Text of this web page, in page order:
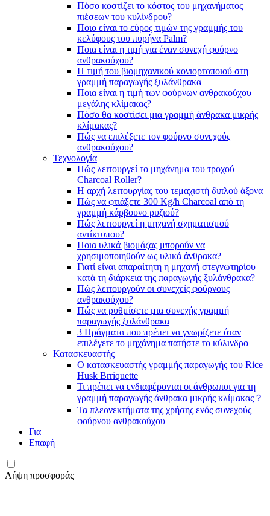
Πόσο κοστίζει το κόστος του μηχανήματος
πιέσεων του κυλίνδρου?
Ποιο είναι το εύρος τιμών της γραμμής του
κελύφους του πυρήνα Palm?
Ποια είναι η τιμή για έναν συνεχή φούρνο
ανθρακούχου?
Η τιμή του βιομηχανικού κονιορτοποιού στη
γραμμή παραγωγής ξυλάνθρακα
Ποια είναι η τιμή των φούρνων ανθρακούχου
μεγάλης κλίμακας?
Πόσο θα κοστίσει μια γραμμή άνθρακα μικρής
κλίμακας?
Πώς να επιλέξετε τον φούρνο συνεχούς
ανθρακούχου?
Τεχνολογία
Πώς λειτουργεί το μηχάνημα του τροχού
Charcoal Roller?
Η αρχή λειτουργίας του τεμαχιστή διπλού άξονα
Πώς να φτιάξετε 300 Kg/h Charcoal από τη
γραμμή κάρβουνο ρυζιού?
Πώς λειτουργεί η μηχανή σχηματισμού
αντίκτυπου?
Ποια υλικά βιομάζας μπορούν να
χρησιμοποιηθούν ως υλικά άνθρακα?
Γιατί είναι απαραίτητη η μηχανή στεγνωτηρίου
κατά τη διάρκεια της παραγωγής ξυλάνθρακα?
Πώς λειτουργούν οι συνεχείς φούρνους
ανθρακούχου?
Πώς να ρυθμίσετε μια συνεχής γραμμή
παραγωγής ξυλάνθρακα
3 Πράγματα που πρέπει να γνωρίζετε όταν
επιλέγετε το μηχάνημα πατήστε το κύλινδρο
Κατασκευαστής
Ο κατασκευαστής γραμμής παραγωγής του Rice
Husk Brriquette
Τι πρέπει να ενδιαφέρονται οι άνθρωποι για τη
γραμμή παραγωγής άνθρακα μικρής κλίμακας？
Τα πλεονεκτήματα της χρήσης ενός συνεχούς
φούρνου ανθρακούχου
Για
Επαφή
Λήψη προσφοράς